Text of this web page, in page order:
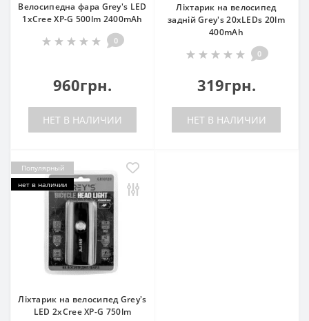
Велосипедна фара Grey's LED
1xCree XP-G 500lm 2400mAh
0
960грн.
НЕТ В НАЛИЧИИ
Ліхтарик на велосипед
задній Grey's 20хLEDs 20lm
400mAh
0
319грн.
НЕТ В НАЛИЧИИ
Популярный
нет в наличии
Ліхтарик на велосипед Grey's
LED 2xCree XP-G 750lm